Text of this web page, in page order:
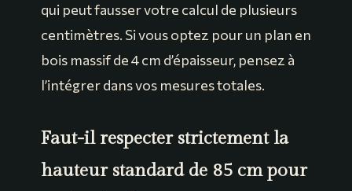
qui peut fausser votre calcul de plusieurs
centimètres. Si vous optez pour un plan en
bois massif de 4 cm d’épaisseur, pensez à
l’intégrer dans vos mesures totales.
Faut-il respecter strictement la
hauteur standard de 85 cm pour